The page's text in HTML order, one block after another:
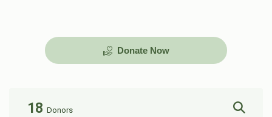
Donate Now
18 Donors